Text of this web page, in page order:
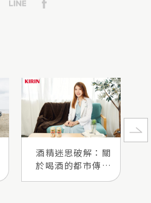
酒精迷思破解：關
於喝酒的都市傳說
都是真的嗎？專業